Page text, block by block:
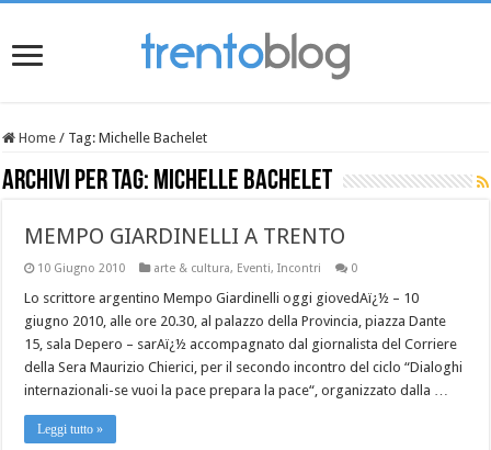
Home / Tag:Michelle Bachelet
Archivi per tag: Michelle Bachelet
MEMPO GIARDINELLI A TRENTO
10 Giugno 2010 arte & cultura, Eventi,Incontri 0
Lo scrittore argentino Mempo Giardinelli oggi giovedAï¿½ – 10
giugno 2010, alle ore 20.30, al palazzo della Provincia, piazza Dante
15, sala Depero – sarAï¿½ accompagnato dal giornalista del Corriere
della Sera Maurizio Chierici, per il secondo incontro del ciclo “Dialoghi
internazionali-se vuoi la pace prepara la pace“, organizzato dalla …
Leggi tutto »